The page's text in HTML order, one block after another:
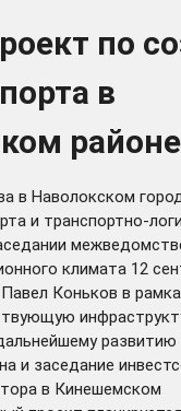
по
в
районе
в Наволокском
и транспортно-
климата 12
Коньков в
развитию
и заседание
в Кинешемском